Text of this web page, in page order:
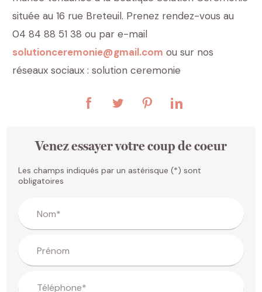
située au 16 rue Breteuil. Prenez rendez-vous au
04 84 88 51 38 ou par e-mail
solutionceremonie@gmail.com ou sur nos
réseaux sociaux : solution ceremonie
Venez essayer votre coup de coeur
Les champs indiqués par un astérisque (*) sont
obligatoires
Nom*
Prénom
Téléphone*